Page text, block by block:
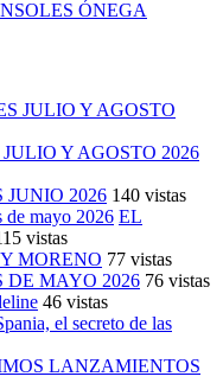
ÓNEGA
Y AGOSTO 2026
2026 140 vistas
EL
vistas
MORENO 77 vistas
MAYO 2026 76 vistas
46 vistas
el secreto de las
LANZAMIENTOS